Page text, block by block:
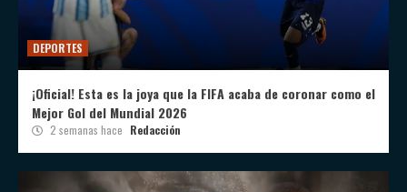
DEPORTES
¡Oficial! Esta es la joya que la FIFA acaba de coronar como el
Mejor Gol del Mundial 2026
2 semanas hace Redacción